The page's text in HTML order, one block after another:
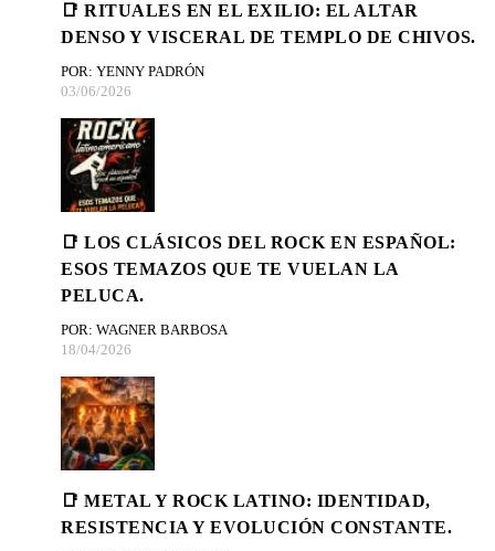
📑 RITUALES EN EL EXILIO: EL ALTAR
DENSO Y VISCERAL DE TEMPLO DE CHIVOS.
POR: YENNY PADRÓN
03/06/2026
📑 LOS CLÁSICOS DEL ROCK EN ESPAÑOL:
ESOS TEMAZOS QUE TE VUELAN LA
PELUCA.
POR: WAGNER BARBOSA
18/04/2026
📑 METAL Y ROCK LATINO: IDENTIDAD,
RESISTENCIA Y EVOLUCIÓN CONSTANTE.